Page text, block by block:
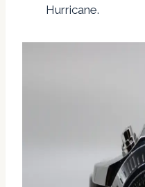
Hurricane.